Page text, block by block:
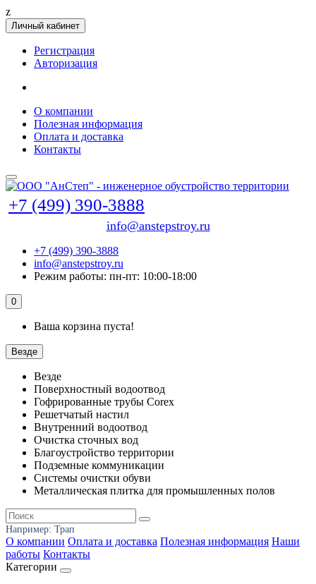
z
Личный кабинет
Регистрация
Авторизация
О компании
Полезная информация
Оплата и доставка
Контакты
+7 (499) 390-3888
info@anstepstroy.ru
+7 (499) 390-3888
info@anstepstroy.ru
Режим работы: пн-пт: 10:00-18:00
0
Ваша корзина пуста!
Везде
Везде
Поверхностный водоотвод
Гофрированные трубы Corex
Решетчатый настил
Внутренний водоотвод
Очистка сточных вод
Благоустройство территории
Подземные коммуникации
Системы очистки обуви
Металлическая плитка для промышленных полов
Например: Трап
О компании Оплата и доставка Полезная информация Наши
работы Контакты
Категории